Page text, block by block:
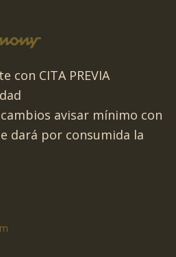
con CITA PREVIA
avisar mínimo con
dará por consumida la